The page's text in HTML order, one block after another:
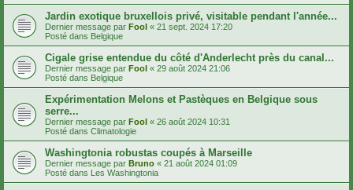
Jardin exotique bruxellois privé, visitable pendant l'année...
Dernier message par Fool « 21 sept. 2024 17:20
Posté dans Belgique
Cigale grise entendue du côté d'Anderlecht près du canal...
Dernier message par Fool « 29 août 2024 21:06
Posté dans Belgique
Expérimentation Melons et Pastèques en Belgique sous
serre...
Dernier message par Fool « 26 août 2024 10:31
Posté dans Climatologie
Washingtonia robustas coupés à Marseille
Dernier message par Bruno « 21 août 2024 01:09
Posté dans Les Washingtonia